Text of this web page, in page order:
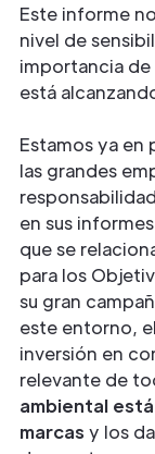
Este informe
nivel de
importancia de
está
Estamos ya en
las grandes
en sus
que se
para los
su gran
este entorno,
inversión en
relevante de
ambiental
marcas y los